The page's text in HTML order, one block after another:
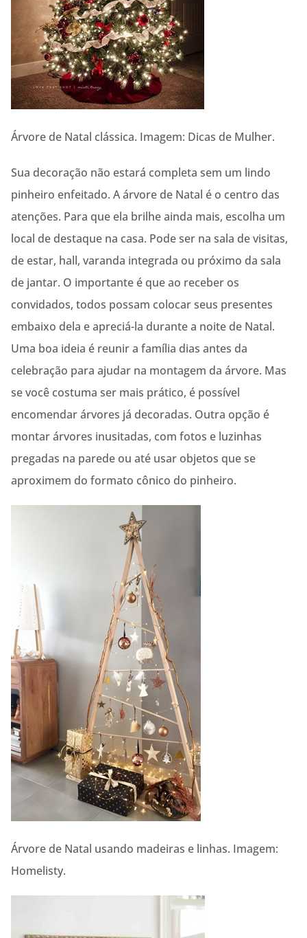
Árvore de Natal clássica. Imagem: Dicas de Mulher.
Sua decoração não estará completa sem um lindo
pinheiro enfeitado. A árvore de Natal é o centro das
atenções. Para que ela brilhe ainda mais, escolha um
local de destaque na casa. Pode ser na sala de visitas,
de estar, hall, varanda integrada ou próximo da sala
de jantar. O importante é que ao receber os
convidados, todos possam colocar seus presentes
embaixo dela e apreciá-la durante a noite de Natal.
Uma boa ideia é reunir a família dias antes da
celebração para ajudar na montagem da árvore. Mas
se você costuma ser mais prático, é possível
encomendar árvores já decoradas. Outra opção é
montar árvores inusitadas, com fotos e luzinhas
pregadas na parede ou até usar objetos que se
aproximem do formato cônico do pinheiro.
Árvore de Natal usando madeiras e linhas. Imagem:
Homelisty.